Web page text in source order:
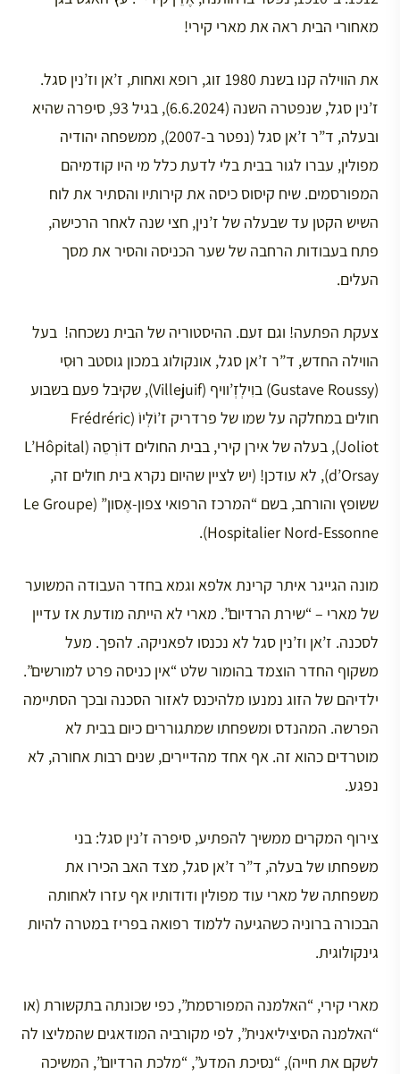
מאחורי הבית ראה את מארי קירי!
את הווילה קנו בשנת 1980 זוג, רופא ואחות, ז’אן וז’נין סגל.
ז’נין סגל, שנפטרה השנה (6.6.2024), בגיל 93, סיפרה שהיא
ובעלה, ד”ר ז’אן סגל (נפטר ב-2007), ממשפחה יהודיה
מפולין, עברו לגור בבית בלי לדעת כלל מי היו קודמיהם
המפורסמים. שיח קיסוס כיסה את קירותיו והסתיר את לוח
השיש הקטן עד שבעלה של ז’נין, חצי שנה לאחר הרכישה,
פתח בעבודות הרחבה של שער הכניסה והסיר את מסך
העלים.
צעקת הפתעה! וגם זעם. ההיסטוריה של הבית נשכחה! בעל
הווילה החדש, ד”ר ז’אן סגל, אונקולוג במכון גוסטב רוּסִי
(Gustave Roussy) בוִילְזְ’וויף (Villejuif), שקיבל פעם בשבוע
חולים במחלקה על שמו של פרדריק ז’וֹלְיוֹ (Frédréric
Joliot), בעלה של אירן קירי, בבית החולים דוֹרְסֵה (L’Hôpital
d’Orsay), לא עודכן! (יש לציין שהיום נקרא בית חולים זה,
ששופץ והורחב, בשם “המרכז הרפואי צפון-אֶסון” (Le Groupe
Hospitalier Nord-Essonne).
מונה הגייגר איתר קרינת אלפא וגמא בחדר העבודה המשוער
של מארי – “שירת הרדיום”. מארי לא הייתה מודעת אז עדיין
לסכנה. ז’אן וז’נין סגל לא נכנסו לפאניקה. להפך. מעל
משקוף החדר הוצמד בהומור שלט “אין כניסה פרט למורשים”.
ילדיהם של הזוג נמנעו מלהיכנס לאזור הסכנה ובכך הסתיימה
הפרשה. המהנדס ומשפחתו שמתגוררים כיום בבית לא
מוטרדים כהוא זה. אף אחד מהדיירים, שנים רבות אחורה, לא
נפגע.
צירוף המקרים ממשיך להפתיע, סיפרה ז’נין סגל: בני
משפחתו של בעלה, ד”ר ז’אן סגל, מצד האב הכירו את
משפחתה של מארי עוד מפולין ודודותיו אף עזרו לאחותה
הבכורה ברוניה כשהגיעה ללמוד רפואה בפריז במטרה להיות
גינקולוגית.
מארי קירי, “האלמנה המפורסמת”, כפי שכונתה בתקשורת (או
“האלמנה הסיציליאנית”, לפי מקורביה המודאגים שהמליצו לה
לשקם את חייה), “נסיכת המדע”, “מלכת הרדיום”, המשיכה